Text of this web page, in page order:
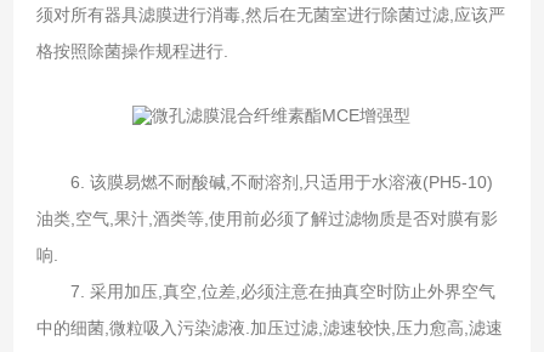
须对所有器具滤膜进行消毒,然后在无菌室进行除菌过滤,应该严
格按照除菌操作规程进行.
6. 该膜易燃不耐酸碱,不耐溶剂,只适用于水溶液(PH5-10)
油类,空气,果汁,酒类等,使用前必须了解过滤物质是否对膜有影
响.
7. 采用加压,真空,位差,必须注意在抽真空时防止外界空气
中的细菌,微粒吸入污染滤液.加压过滤,滤速较快,压力愈高,滤速